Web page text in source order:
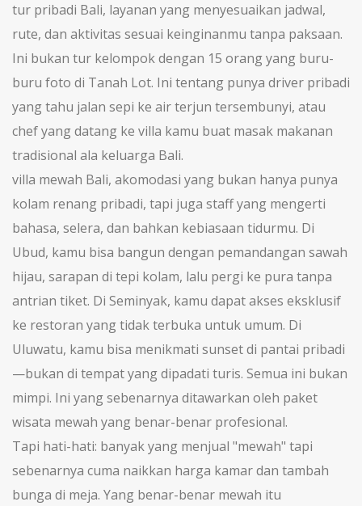
tur pribadi Bali, layanan yang menyesuaikan jadwal,
rute, dan aktivitas sesuai keinginanmu tanpa paksaan.
Ini bukan tur kelompok dengan 15 orang yang buru-
buru foto di Tanah Lot. Ini tentang punya driver pribadi
yang tahu jalan sepi ke air terjun tersembunyi, atau
chef yang datang ke villa kamu buat masak makanan
tradisional ala keluarga Bali.
villa mewah Bali, akomodasi yang bukan hanya punya
kolam renang pribadi, tapi juga staff yang mengerti
bahasa, selera, dan bahkan kebiasaan tidurmu. Di
Ubud, kamu bisa bangun dengan pemandangan sawah
hijau, sarapan di tepi kolam, lalu pergi ke pura tanpa
antrian tiket. Di Seminyak, kamu dapat akses eksklusif
ke restoran yang tidak terbuka untuk umum. Di
Uluwatu, kamu bisa menikmati sunset di pantai pribadi
—bukan di tempat yang dipadati turis. Semua ini bukan
mimpi. Ini yang sebenarnya ditawarkan oleh paket
wisata mewah yang benar-benar profesional.
Tapi hati-hati: banyak yang menjual "mewah" tapi
sebenarnya cuma naikkan harga kamar dan tambah
bunga di meja. Yang benar-benar mewah itu